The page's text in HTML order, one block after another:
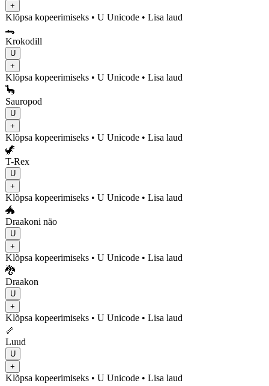
+
Klõpsa kopeerimiseks • U Unicode • Lisa laud
🐊
Krokodill
U
+
Klõpsa kopeerimiseks • U Unicode • Lisa laud
🦕
Sauropod
U
+
Klõpsa kopeerimiseks • U Unicode • Lisa laud
🦖
T-Rex
U
+
Klõpsa kopeerimiseks • U Unicode • Lisa laud
🐲
Draakoni näo
U
+
Klõpsa kopeerimiseks • U Unicode • Lisa laud
🐉
Draakon
U
+
Klõpsa kopeerimiseks • U Unicode • Lisa laud
🦴
Luud
U
+
Klõpsa kopeerimiseks • U Unicode • Lisa laud